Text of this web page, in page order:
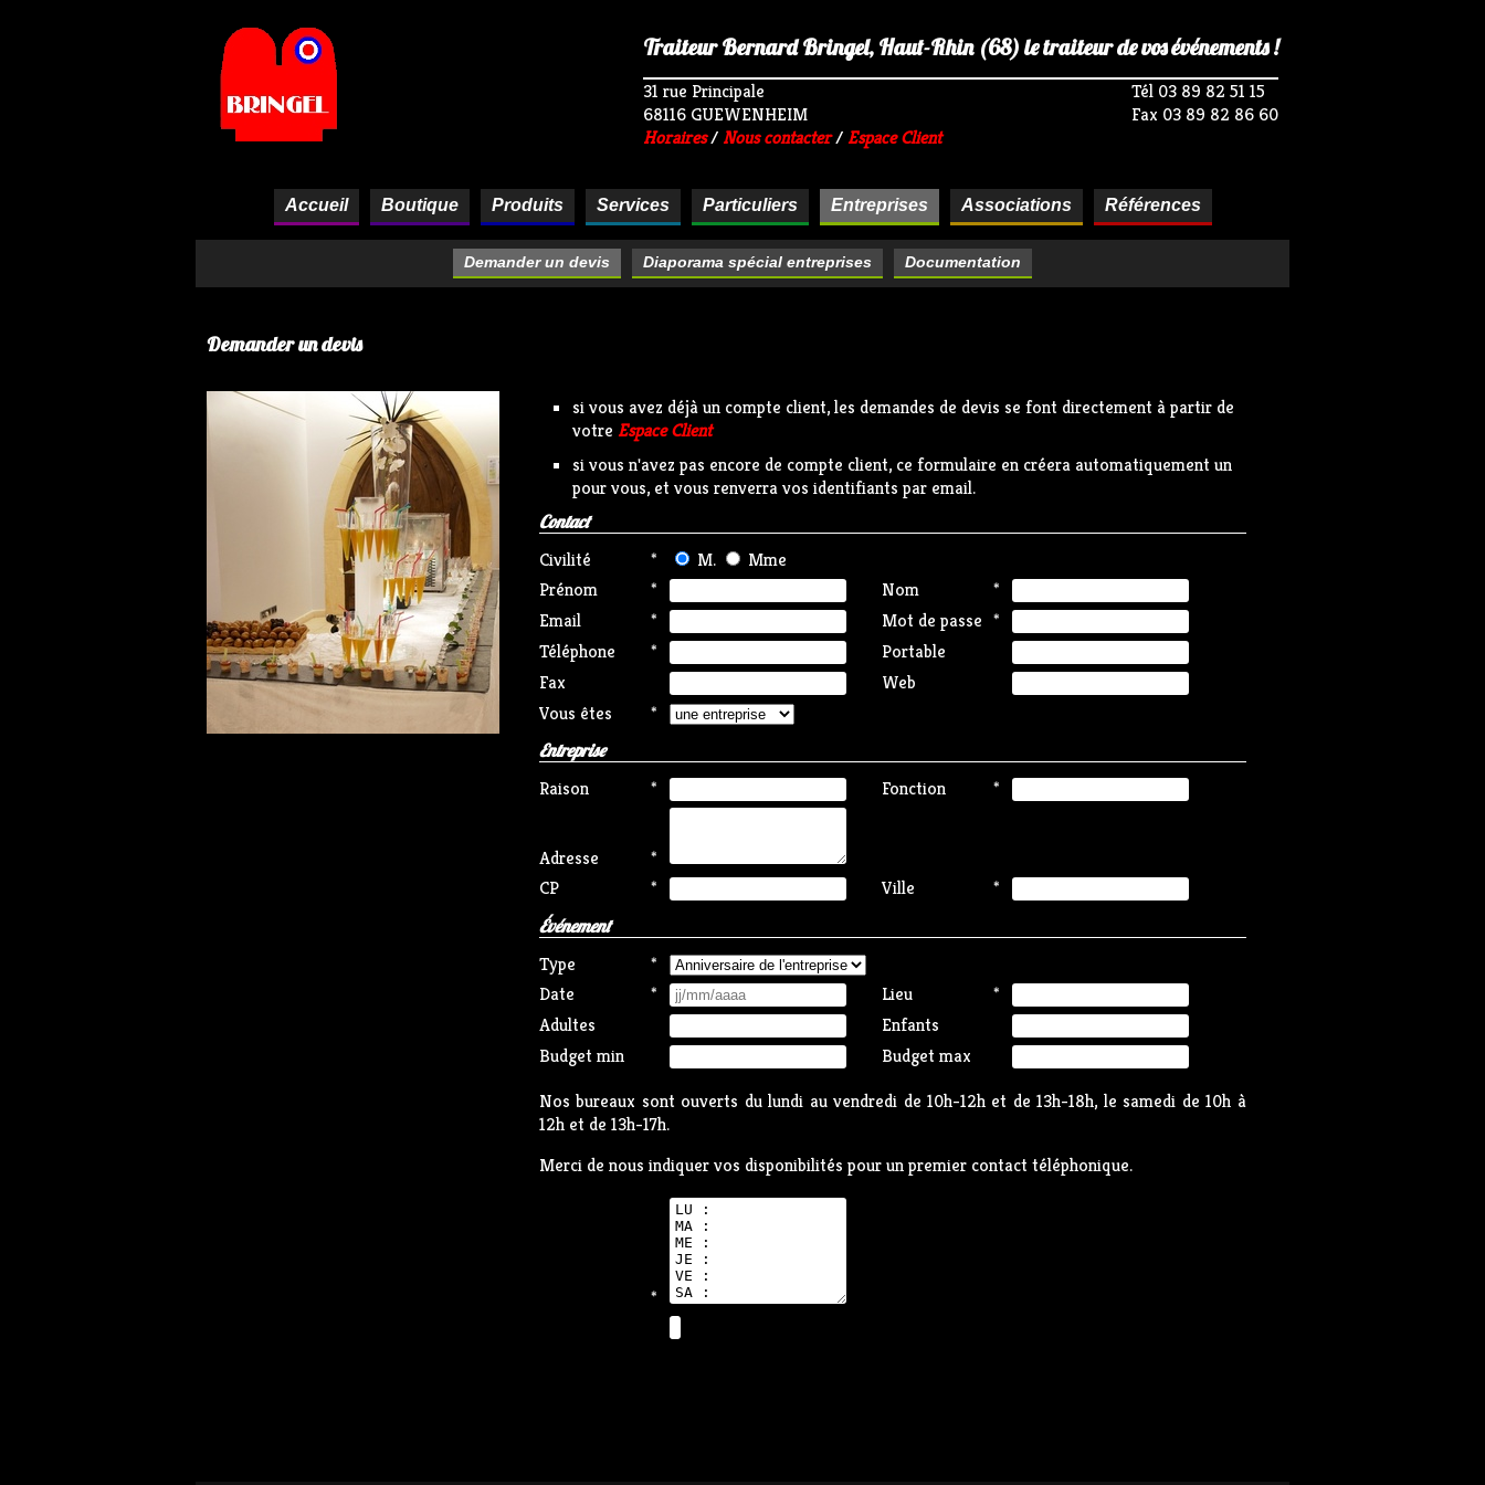
Traiteur Bernard Bringel, Haut-Rhin (68) le traiteur de vos événements !
Tél 03 89 82 51 15
Fax 03 89 82 86 60
31 rue Principale
68116 GUEWENHEIM
Horaires/ Nous contacter/ Espace Client
Accueil Boutique Produits Services Particuliers Entreprises Associations Références
Demander un devis Diaporama spécial entreprises Documentation
Demander un devis
si vous avez déjà un compte client, les demandes de devis se font directement à partir de
votre Espace Client
si vous n'avez pas encore de compte client, ce formulaire en créera automatiquement un
pour vous, et vous renverra vos identifiants par email.
Contact
Civilité * M.
Mme
Prénom
* Nom
*
Email
* Mot de passe *
Téléphone
*
Portable
Fax
Web
Vous êtes
*
Entreprise
Raison * Fonction *
Adresse
*
CP
* Ville *
Événement
Type
*
Date
* Lieu
*
Adultes
Enfants
Budget min
Budget max
Nos bureaux sont ouverts du lundi au vendredi de 10h-12h et de 13h-18h, le samedi de 10h à
12h et de 13h-17h.
Merci de nous indiquer vos disponibilités pour un premier contact téléphonique.
*